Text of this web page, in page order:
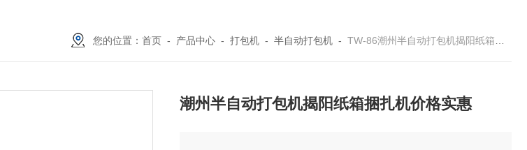
您的位置：首页 - 产品中心 -打包机 -半自动打包机 -TW-86潮州半自动打包机揭阳纸箱捆扎机价格实惠
潮州半自动打包机揭阳纸箱捆扎机价格实惠